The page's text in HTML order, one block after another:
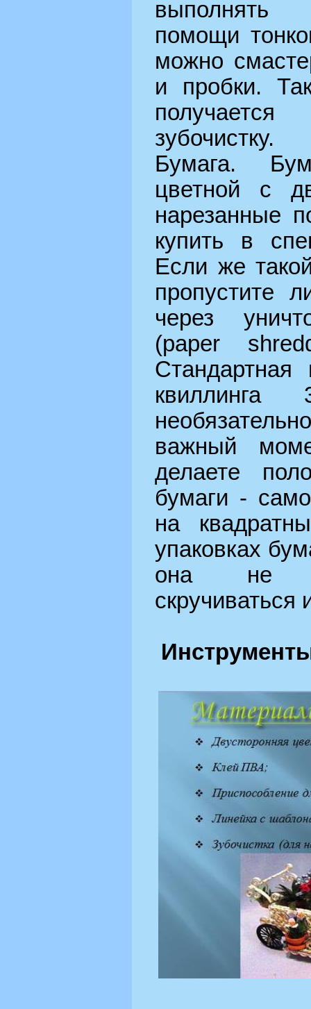
выполнять
помощи
можно
и пробки.
зубочистку.
Бумага.
цветной с
нарезанные
купить в
Если же
пропустите
через
(paper
важный
делаете
бумаги -
на
упаковках
она не